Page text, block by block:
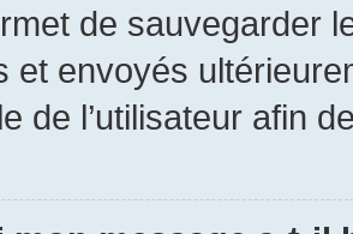
de sauvegarder
et envoyés
de l’utilisateur afin